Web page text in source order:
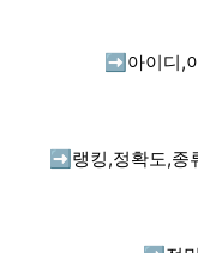
➡️ 아이디,
➡️ 랭킹,정확도,종